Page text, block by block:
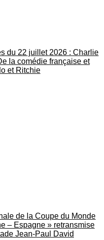
du 22 juillet 2026 : Charlie
la comédie française et
et Ritchie
de la Coupe du Monde
– Espagne » retransmise
Jean-Paul David